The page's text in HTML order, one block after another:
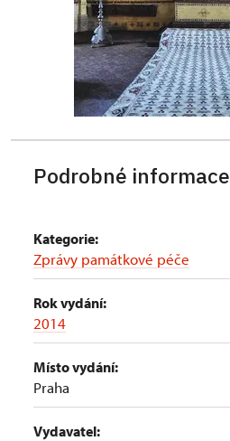
Podrobné informace
Kategorie:
Zprávy památkové péče
Rok vydání:
2014
Místo vydání:
Praha
Vydavatel: